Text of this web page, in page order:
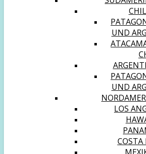
UND
UND
LOS
COSTA